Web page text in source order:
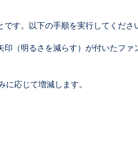
す。以下の手順を実行してくださ
（明るさを減らす）が付いたファ
応じて増減します。